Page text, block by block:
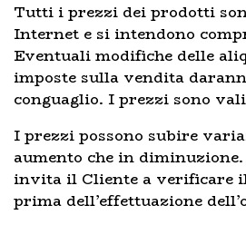
Tutti i prezzi dei prodotti
Internet e si intendono
Eventuali modifiche delle
imposte sulla vendita
conguaglio. I prezzi sono
I prezzi possono subire
aumento che in
invita il Cliente a verificare
prima dell’effettuazione